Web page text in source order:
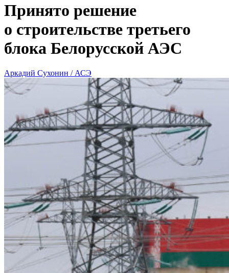
Принято решение
о строительстве третьего
блока Белорусской АЭС
Аркадий Сухонин / АСЭ